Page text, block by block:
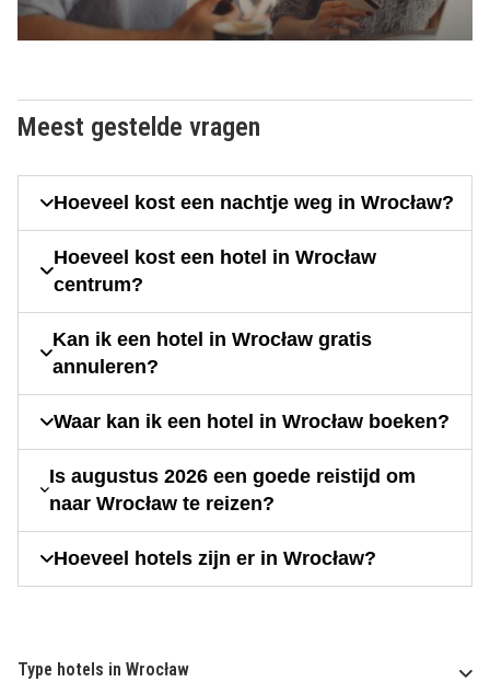
Meest gestelde vragen
Hoeveel kost een nachtje weg in Wrocław?
Hoeveel kost een hotel in Wrocław
centrum?
Kan ik een hotel in Wrocław gratis
annuleren?
Waar kan ik een hotel in Wrocław boeken?
Is augustus 2026 een goede reistijd om
naar Wrocław te reizen?
Hoeveel hotels zijn er in Wrocław?
Type hotels in Wrocław